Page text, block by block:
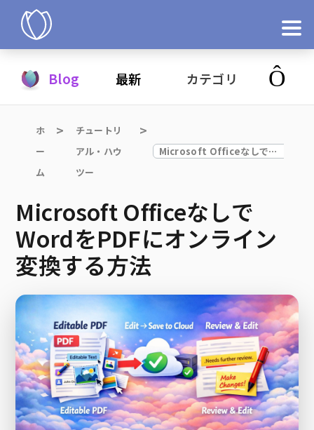
今すぐ試す
Blog 最新 カテゴリ
ホ
ー
ム
チュートリ
アル・ハウ
ツー
Microsoft OfficeなしでWordをPDFにオンライン変換する方法
Microsoft Officeなしで
WordをPDFにオンライン
変換する方法